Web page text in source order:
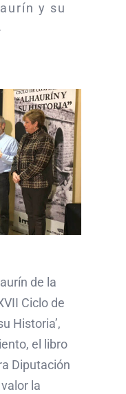
y su
de la
Ciclo de
Historia’,
el libro
Diputación
la